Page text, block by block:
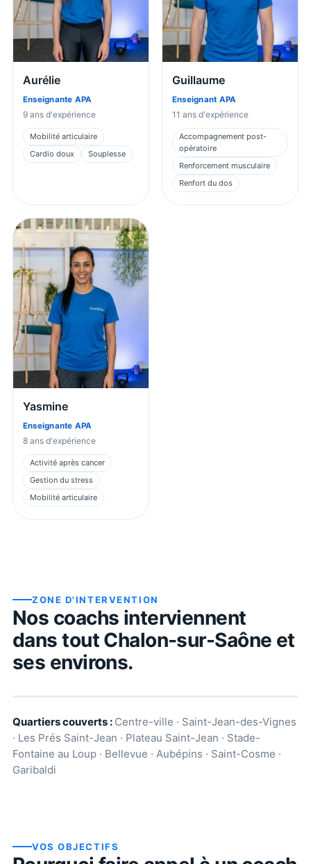
Aurélie
Enseignante APA
9 ans d'expérience
Mobilité articulaire
Cardio doux
Souplesse
Guillaume
Enseignant APA
11 ans d'expérience
Accompagnement post-
opératoire
Renforcement musculaire
Renfort du dos
Yasmine
Enseignante APA
8 ans d'expérience
Activité après cancer
Gestion du stress
Mobilité articulaire
ZONE D'INTERVENTION
Nos coachs interviennent
dans tout Chalon-sur-Saône et
ses environs.
Quartiers couverts : Centre-ville · Saint-Jean-des-Vignes
· Les Prés Saint-Jean · Plateau Saint-Jean · Stade-
Fontaine au Loup · Bellevue · Aubépins · Saint-Cosme ·
Garibaldi
VOS OBJECTIFS